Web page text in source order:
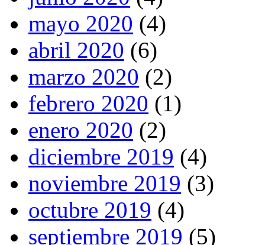
mayo 2020 (4)
abril 2020 (6)
marzo 2020 (2)
febrero 2020 (1)
enero 2020 (2)
diciembre 2019 (4)
noviembre 2019 (3)
octubre 2019 (4)
septiembre 2019 (5)